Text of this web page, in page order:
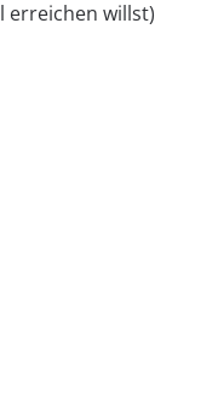
erreichen willst)